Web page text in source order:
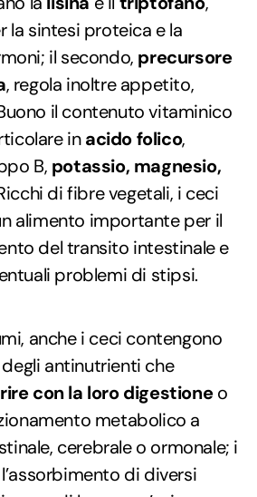
la sintesi proteica e la
il secondo, precursore
, regola inoltre appetito,
il contenuto vitaminico
inacido folico,
B, potassio, magnesio,
di fibre vegetali, i ceci
alimento importante per il
del transito intestinale e
problemi di stipsi.
anche i ceci contengono
degli antinutrienti che
con la loro digestioneo
metabolico a
cerebrale o ormonale; i
di diversi